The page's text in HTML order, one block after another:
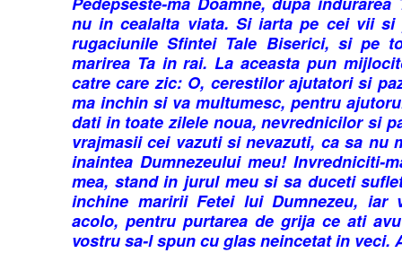
nu in cealalta viata. Si iarta pe cei vii si
rugaciunile Sfintei Tale Biserici, si pe
marirea Ta in rai. La aceasta pun
catre care zic: O, cerestilor ajutatori si
ma inchin si va multumesc, pentru
dati in toate zilele noua, nevrednicilor si
vrajmasii cei vazuti si nevazuti, ca sa nu
inaintea Dumnezeului meu! Invredniciti-
mea, stand in jurul meu si sa duceti
inchine maririi Fetei lui Dumnezeu, iar
acolo, pentru purtarea de grija ce ati
vostru sa-l spun cu glas neincetat in veci.